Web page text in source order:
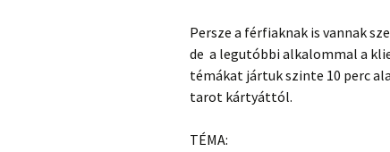
Online is
Persze a férfiaknak is vannak
de a legutóbbi alkalommal a
témákat jártuk szinte 10 perc
tarot kártyáttól.
TÉMA: